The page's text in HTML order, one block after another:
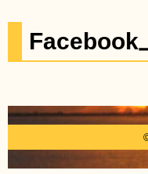
Facebook